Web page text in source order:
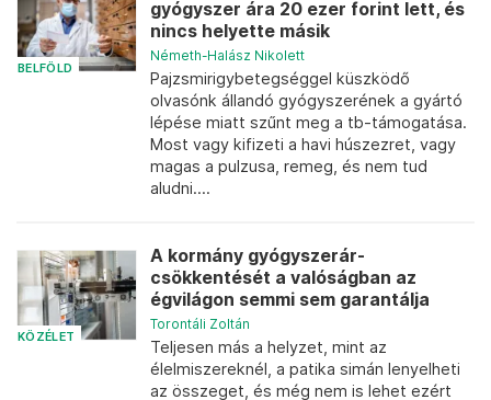
BELFÖLD
gyógyszer ára 20 ezer forint lett, és
nincs helyette másik
Németh-Halász Nikolett
Pajzsmirigybetegséggel küszködő
olvasónk állandó gyógyszerének a gyártó
lépése miatt szűnt meg a tb-támogatása.
Most vagy kifizeti a havi húszezret, vagy
magas a pulzusa, remeg, és nem tud
aludni....
KÖZÉLET
A kormány gyógyszerár-
csökkentését a valóságban az
égvilágon semmi sem garantálja
Torontáli Zoltán
Teljesen más a helyzet, mint az
élelmiszereknél, a patika simán lenyelheti
az összeget, és még nem is lehet ezért